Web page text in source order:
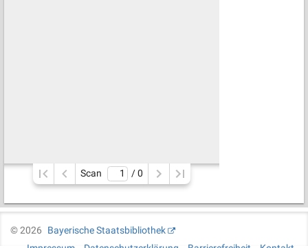
Scan / 0
©2026
Bayerische Staatsbibliothek